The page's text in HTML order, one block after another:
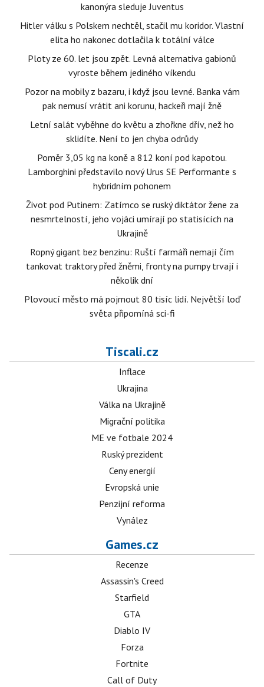
kanonýra sleduje Juventus
Hitler válku s Polskem nechtěl, stačil mu koridor. Vlastní
elita ho nakonec dotlačila k totální válce
Ploty ze 60. let jsou zpět. Levná alternativa gabionů
vyroste během jediného víkendu
Pozor na mobily z bazaru, i když jsou levné. Banka vám
pak nemusí vrátit ani korunu, hackeři mají žně
Letní salát vyběhne do květu a zhořkne dřív, než ho
sklidíte. Není to jen chyba odrůdy
Poměr 3,05 kg na koně a 812 koní pod kapotou.
Lamborghini představilo nový Urus SE Performante s
hybridním pohonem
Život pod Putinem: Zatímco se ruský diktátor žene za
nesmrtelností, jeho vojáci umírají po statisících na
Ukrajině
Ropný gigant bez benzinu: Ruští farmáři nemají čím
tankovat traktory před žněmi, fronty na pumpy trvají i
několik dní
Plovoucí město má pojmout 80 tisíc lidí. Největší loď
světa připomíná sci-fi
Tiscali.cz
Inflace
Ukrajina
Válka na Ukrajině
Migrační politika
ME ve fotbale 2024
Ruský prezident
Ceny energií
Evropská unie
Penzijní reforma
Vynález
Games.cz
Recenze
Assassin's Creed
Starfield
GTA
Diablo IV
Forza
Fortnite
Call of Duty